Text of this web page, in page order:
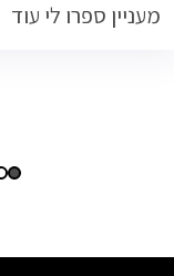
פתוחות בשוק והתפקיד
מעניין ספרו לי עוד